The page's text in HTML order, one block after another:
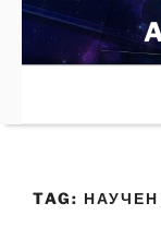
Skip
content
TAG: